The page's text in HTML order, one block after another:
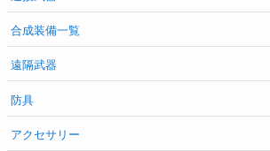
合成装備一覧
遠隔武器
防具
アクセサリー